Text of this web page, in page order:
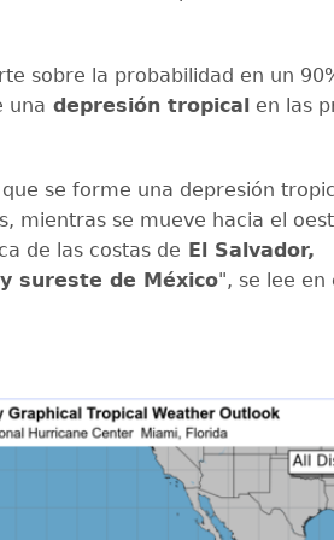
sobre la probabilidad en un
una depresión tropical en las
se forme una depresión
mientras se mueve hacia el
de las costas de El Salvador,
sureste de México", se lee en